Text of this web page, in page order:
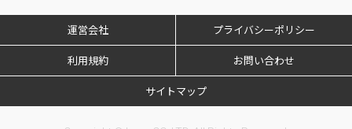
運営会社 プライバシーポリシー
利用規約 お問い合わせ
サイトマップ